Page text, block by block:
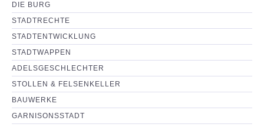
NEUIGKEITEN
PARTNERSEITEN
DIE BURG
STADTRECHTE
STADTENTWICKLUNG
STADTWAPPEN
ADELSGESCHLECHTER
STOLLEN & FELSENKELLER
BAUWERKE
GARNISONSSTADT